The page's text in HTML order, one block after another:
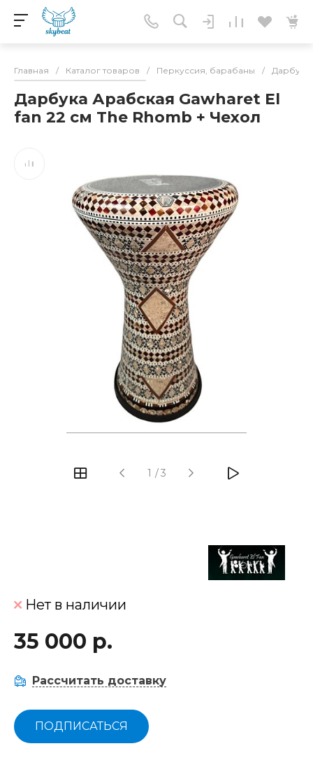
Главная / Каталог товаров / Перкуссия, барабаны /
Дарбука Арабская Gawharet El
fan 22 см The Rhomb + Чехол
1 /3
Нет в наличии
35 000 р.
Рассчитать доставку
ПОДПИСАТЬСЯ